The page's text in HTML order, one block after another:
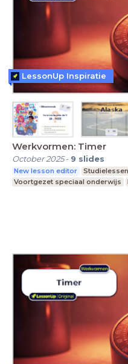
Werkvormen: Timer
October 2025- 9 slides
New lesson editor Studielessen
Voortgezet speciaal onderwijs
LessonUp Inspiratie